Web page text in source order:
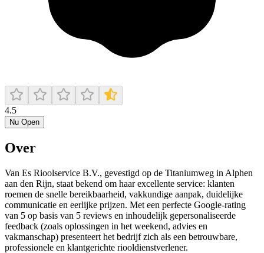
4.5
Nu Open
Over
Van Es Rioolservice B.V., gevestigd op de Titaniumweg in Alphen
aan den Rijn, staat bekend om haar excellente service: klanten
roemen de snelle bereikbaarheid, vakkundige aanpak, duidelijke
communicatie en eerlijke prijzen. Met een perfecte Google-rating
van 5 op basis van 5 reviews en inhoudelijk gepersonaliseerde
feedback (zoals oplossingen in het weekend, advies en
vakmanschap) presenteert het bedrijf zich als een betrouwbare,
professionele en klantgerichte riooldienstverlener.